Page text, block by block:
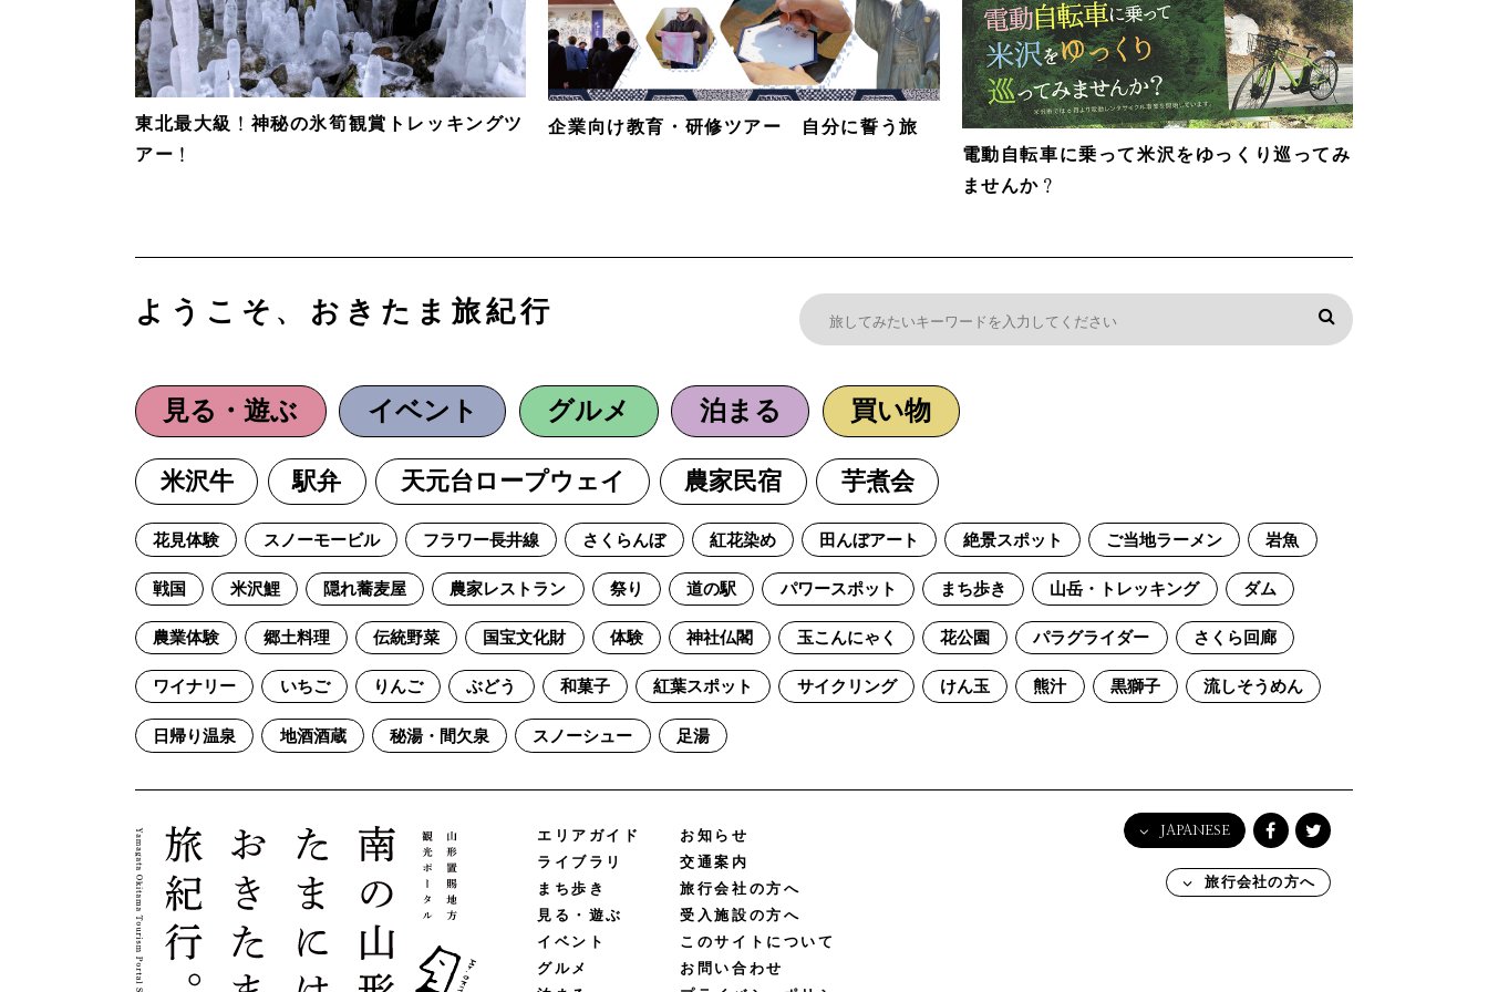
東北最大級！神秘の氷筍観賞トレッキングツ
アー！
企業向け教育・研修ツアー 自分に誓う旅
電動自転車に乗って米沢をゆっくり巡ってみ
ませんか？
ようこそ、おきたま旅紀行
見る・遊ぶ イベント グルメ 泊まる 買い物
米沢牛 駅弁 天元台ロープウェイ 農家民宿 芋煮会
花見体験 スノーモービル フラワー長井線 さくらんぼ 紅花染め 田んぼアート 絶景スポット ご当地ラーメン 岩魚
戦国 米沢鯉 隠れ蕎麦屋 農家レストラン 祭り 道の駅 パワースポット まち歩き 山岳・トレッキング ダム
農業体験 郷土料理 伝統野菜 国宝文化財 体験 神社仏閣 玉こんにゃく 花公園 パラグライダー さくら回廊
ワイナリー いちご りんご ぶどう 和菓子 紅葉スポット サイクリング けん玉 熊汁 黒獅子 流しそうめん
日帰り温泉 地酒酒蔵 秘湯・間欠泉 スノーシュー 足湯
エリアガイド
ライブラリ
まち歩き
見る・遊ぶ
イベント
グルメ
お知らせ
交通案内
旅行会社の方へ
受入施設の方へ
このサイトについて
お問い合わせ
JAPANESE
English
日本語
旅行会社の方へ